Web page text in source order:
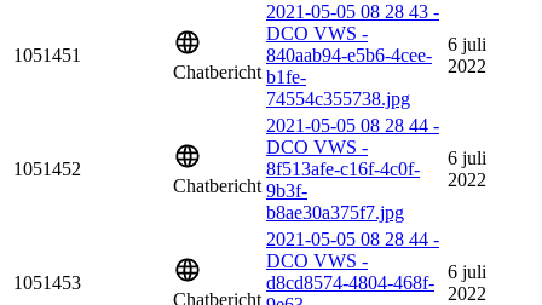
1051451
Chatbericht
2021-05-05 08 28 43 -
DCO VWS -
840aab94-e5b6-4cee-
b1fe-
74554c355738.jpg
6 juli
2022
1051452
Chatbericht
2021-05-05 08 28 44 -
DCO VWS -
8f513afe-c16f-4c0f-
9b3f-
b8ae30a375f7.jpg
6 juli
2022
1051453
Chatbericht
2021-05-05 08 28 44 -
DCO VWS -
d8cd8574-4804-468f-
6 juli
2022